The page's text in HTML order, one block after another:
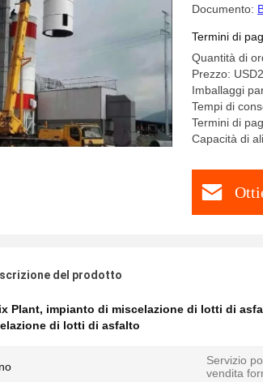
Documento:
Termini di
Quantità di
Prezzo:
Imballaggi
Tempi di
Termini di
Capacità di
del prodotto
Plant, impianto di miscelazione di lotti di
di lotti di asfalto
Servizio
vendita